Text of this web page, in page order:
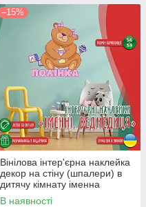
–15%
Вінілова інтер'єрна наклейка
декор на стіну (шпалери) в
дитячу кімнату іменна
"Ведмедиця" з Оракалу
В наявності